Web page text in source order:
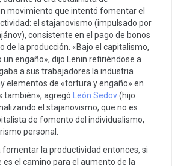
movimiento que intentó fomentar el
el stajanovismo (impulsado por
consistente en el pago de bonos
de la producción. «Bajo el capitalismo,
engaño», dijo Lenin refiriéndose a
a sus trabajadores la industria
elementos de «tortura y engaño» en
también», agregó
León Sedov(hijo
el stajanovismo, que no es
de fomento del individualismo,
personal.
fomentar la productividad entonces, si
el camino para el aumento de la